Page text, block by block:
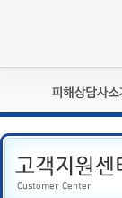
피해상담사
자격관리규
상담사 자격증